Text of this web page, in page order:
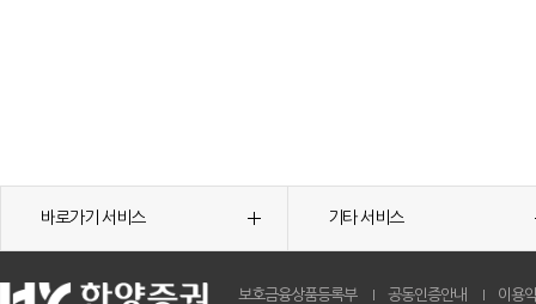
바로가기 서비스 기타 서비스
보호금융상품등록부 공동인증안내 이용